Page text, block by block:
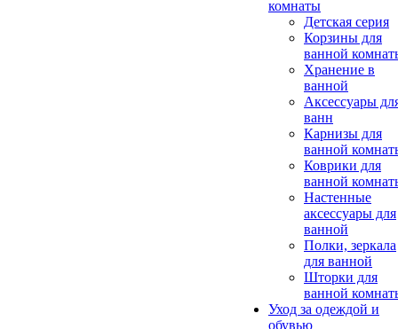
комнаты
Детская серия
Корзины для
ванной
Хранение в
ванной
Аксессуары
ванн
Карнизы для
ванной
Коврики для
ванной
Настенные
аксессуары для
ванной
Полки, зеркала
для ванной
Шторки для
ванной
Уход за одеждой и
обувью